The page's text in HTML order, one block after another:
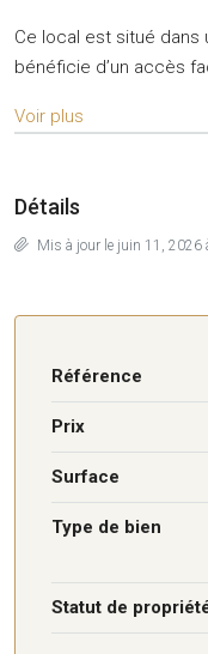
Ce local est situé
bénéficie d’un accès
Voir plus
Détails
Mis à jour le juin 11, 2026
Référence
Prix
Surface
Type de bien
Statut de